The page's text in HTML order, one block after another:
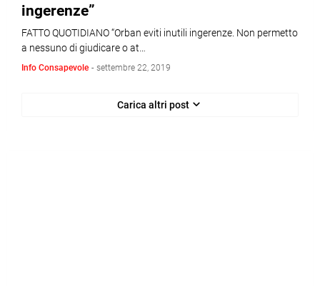
ingerenze”
FATTO QUOTIDIANO “Orban eviti inutili ingerenze. Non permetto
a nessuno di giudicare o at…
Info Consapevole - settembre 22, 2019
Carica altri post